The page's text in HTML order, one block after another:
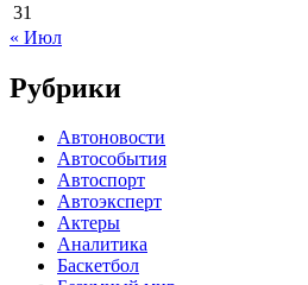
31
« Июл
Рубрики
Автоновости
Автособытия
Автоспорт
Автоэксперт
Актеры
Аналитика
Баскетбол